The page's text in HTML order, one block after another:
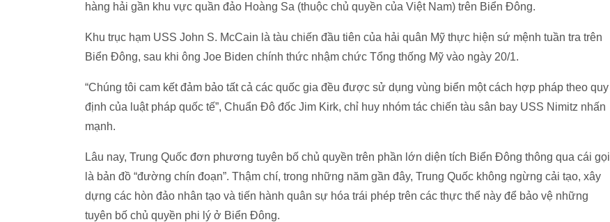
hàng hải gần khu vực quần đảo Hoàng Sa (thuộc chủ quyền của Việt Nam) trên Biển Đông.
Khu trục hạm USS John S. McCain là tàu chiến đầu tiên của hải quân Mỹ thực hiện sứ mệnh tuần tra trên
Biển Đông, sau khi ông Joe Biden chính thức nhậm chức Tổng thống Mỹ vào ngày 20/1.
“Chúng tôi cam kết đảm bảo tất cả các quốc gia đều được sử dụng vùng biển một cách hợp pháp theo quy
định của luật pháp quốc tế”, Chuẩn Đô đốc Jim Kirk, chỉ huy nhóm tác chiến tàu sân bay USS Nimitz nhấn
mạnh.
Lâu nay, Trung Quốc đơn phương tuyên bố chủ quyền trên phần lớn diện tích Biển Đông thông qua cái gọi
là bản đồ “đường chín đoạn”. Thậm chí, trong những năm gần đây, Trung Quốc không ngừng cải tạo, xây
dựng các hòn đảo nhân tạo và tiến hành quân sự hóa trái phép trên các thực thể này để bảo vệ những
tuyên bố chủ quyền phi lý ở Biển Đông.